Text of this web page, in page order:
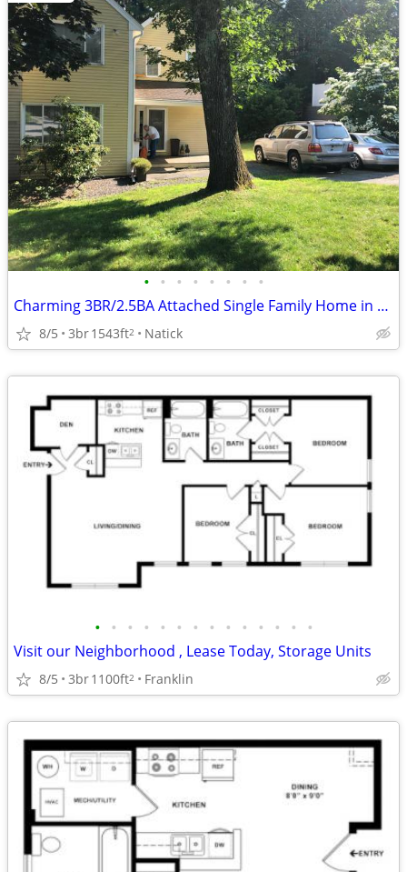
• • • • • • • •
Charming 3BR/2.5BA Attached Single Family Home in Natick - $670,000
8/5 3br1543ft2 Natick
• • • • • • • • • • • • • •
Visit our Neighborhood , Lease Today, Storage Units
8/5 3br1100ft2 Franklin